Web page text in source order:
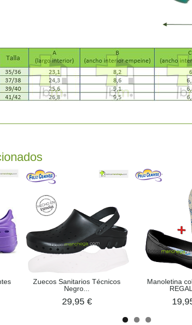
Zuecos Sanitarios Técnicos
Negro...
29,95 €
Manoletina